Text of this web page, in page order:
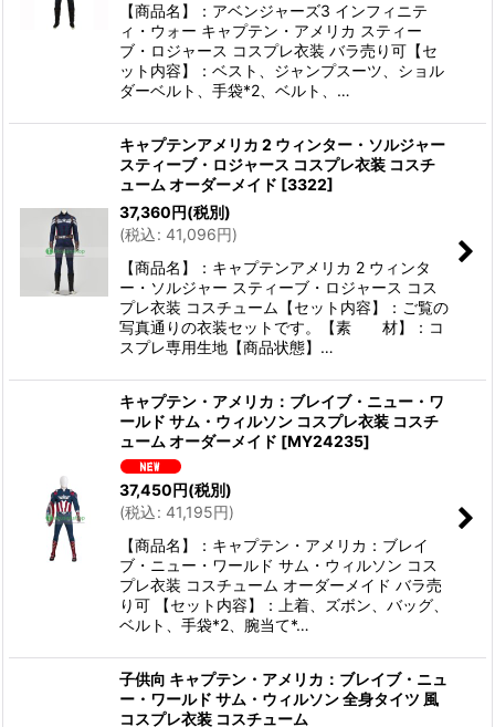
【商品名】：アベンジャーズ3 インフィニテ
ィ・ウォー キャプテン・アメリカ スティー
ブ・ロジャース コスプレ衣装 バラ売り可【セ
ット内容】：ベスト、ジャンプスーツ、ショル
ダーベルト、手袋*2、ベルト、…
キャプテンアメリカ 2 ウィンター・ソルジャー
スティーブ・ロジャース コスプレ衣装 コスチ
ューム オーダーメイド [3322]
37,360円(税別)
(税込: 41,096円)
【商品名】：キャプテンアメリカ 2 ウィンタ
ー・ソルジャー スティーブ・ロジャース コス
プレ衣装 コスチューム【セット内容】：ご覧の
写真通りの衣装セットです。【素 材】：コ
スプレ専用生地【商品状態】…
キャプテン・アメリカ：ブレイブ・ニュー・ワ
ールド サム・ウィルソン コスプレ衣装 コスチ
ューム オーダーメイド [MY24235]
37,450円(税別)
(税込: 41,195円)
【商品名】：キャプテン・アメリカ：ブレイ
ブ・ニュー・ワールド サム・ウィルソン コス
プレ衣装 コスチューム オーダーメイド バラ売
り可 【セット内容】：上着、ズボン、バッグ、
ベルト、手袋*2、腕当て*…
子供向 キャプテン・アメリカ：ブレイブ・ニュ
ー・ワールド サム・ウィルソン 全身タイツ 風
コスプレ衣装 コスチューム